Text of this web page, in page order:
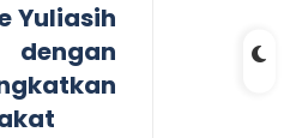
Yuliasih